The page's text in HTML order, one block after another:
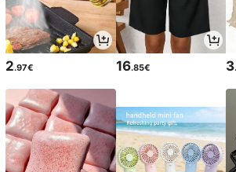
2.97€ 16.85€ 3